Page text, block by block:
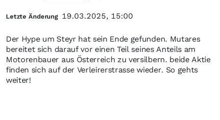
Der Hype um Steyr hat sein Ende gefunden. Mutares
bereitet sich darauf vor einen Teil seines Anteils am
Motorenbauer aus Österreich zu versilbern. beide Aktie
finden sich auf der Verleirerstrasse wieder. So gehts
weiter!
Letzte Änderung 19.03.2025, 15:00